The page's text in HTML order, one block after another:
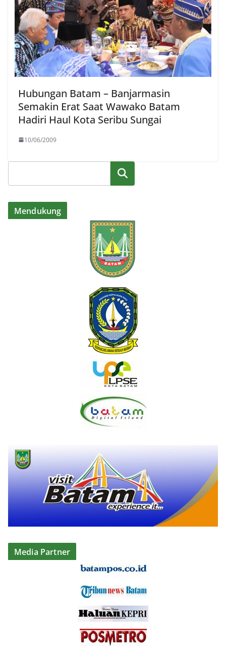
Hubungan Batam – Banjarmasin
Semakin Erat Saat Wawako Batam
Hadiri Haul Kota Seribu Sungai
10/06/2009
Cari
Mendukung
Media Partner